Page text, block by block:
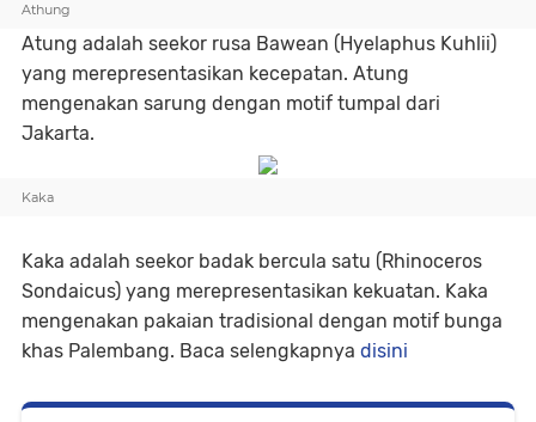
Athung
Atung adalah seekor rusa Bawean (Hyelaphus Kuhlii)
yang merepresentasikan kecepatan. Atung
mengenakan sarung dengan motif tumpal dari
Jakarta.
Kaka
Kaka adalah seekor badak bercula satu (Rhinoceros
Sondaicus) yang merepresentasikan kekuatan. Kaka
mengenakan pakaian tradisional dengan motif bunga
khas Palembang. Baca selengkapnya disini